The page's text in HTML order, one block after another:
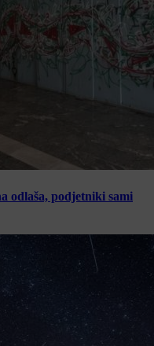
odlaša, podjetniki sami